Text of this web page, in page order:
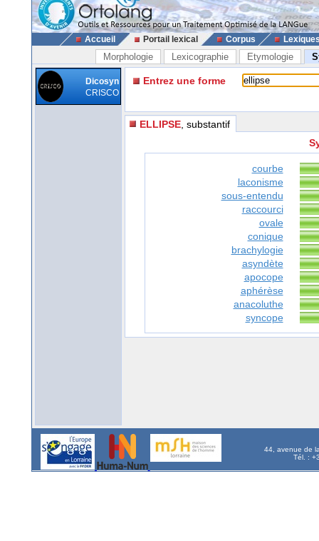
Accueil Portail lexical Corpus
Morphologie Lexicographie Etymologie
Dicosyn
CRISCO
Entrez une forme
ELLIPSE , substantif
courbe
laconisme
sous-entendu
raccourci
ovale
conique
brachylogie
asyndète
apocope
aphérèse
anacoluthe
syncope
44, avenue de
Tél. :